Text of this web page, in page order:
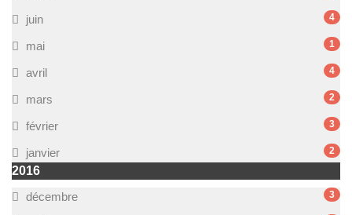
juin 4
mai 1
avril 4
mars 2
février 3
janvier 2
2016
décembre
3